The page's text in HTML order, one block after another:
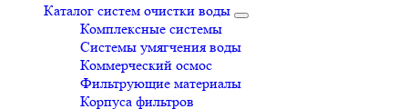
Каталог систем очистки воды
Комплексные системы
Системы умягчения воды
Коммерческий осмос
Фильтрующие материалы
Корпуса фильтров